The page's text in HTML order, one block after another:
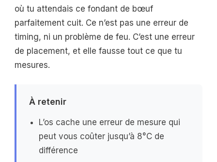
où tu attendais ce fondant de bœuf
parfaitement cuit. Ce n’est pas une erreur de
timing, ni un problème de feu. C’est une erreur
de placement, et elle fausse tout ce que tu
mesures.
À retenir
L’os cache une erreur de mesure qui
peut vous coûter jusqu’à 8°C de
différence